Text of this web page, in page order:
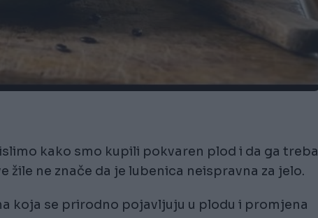
kako smo kupili pokvaren plod i da ga treba
ne znače da je lubenica neispravna za jelo.
koja se prirodno pojavljuju u plodu i promjena